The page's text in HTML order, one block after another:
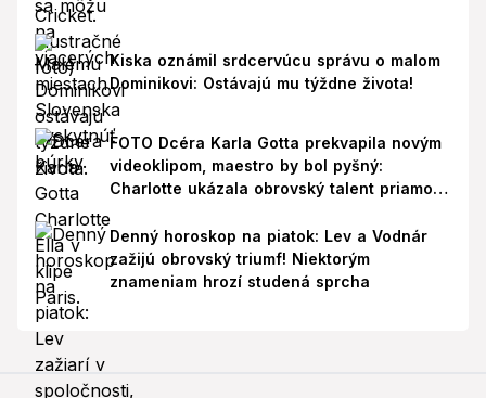
Kiska oznámil srdcervúcu správu o malom
Dominikovi: Ostávajú mu týždne života!
FOTO Dcéra Karla Gotta prekvapila novým
videoklipom, maestro by bol pyšný:
Charlotte ukázala obrovský talent priamo v
Denný horoskop na piatok: Lev a Vodnár
zažijú obrovský triumf! Niektorým
znameniam hrozí studená sprcha